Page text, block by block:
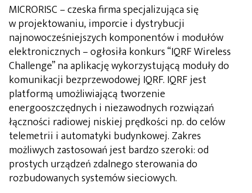
MICRORISC – czeska firma specjalizująca się
w projektowaniu, imporcie i dystrybucji
najnowocześniejszych komponentów i modułów
elektronicznych – ogłosiła konkurs “IQRF Wireless
Challenge” na aplikację wykorzystującą moduły do
komunikacji bezprzewodowej IQRF. IQRF jest
platformą umożliwiającą tworzenie
energooszczędnych i niezawodnych rozwiązań
łączności radiowej niskiej prędkości np. do celów
telemetrii i automatyki budynkowej. Zakres
możliwych zastosowań jest bardzo szeroki: od
prostych urządzeń zdalnego sterowania do
rozbudowanych systemów sieciowych.